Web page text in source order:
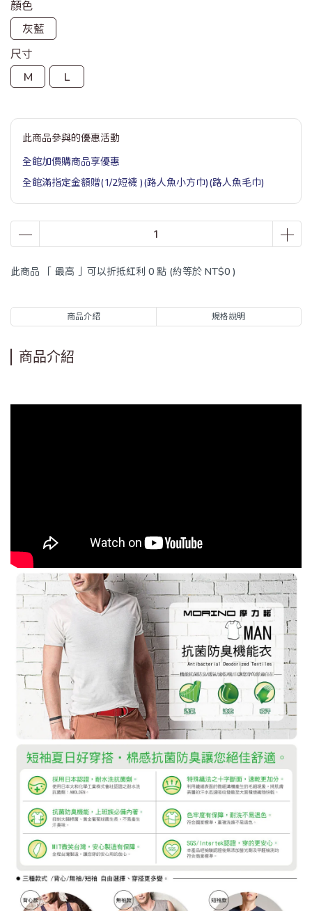
顏色
灰藍
尺寸
M
L
此商品參與的優惠活動
全館加價購商品享優惠
全館滿指定金額贈(1/2短襪 )(路人魚小方巾)(路人魚毛巾)
此商品 「 最高 」可以折抵紅利 0 點 (約等於 NT$0 )
商品介紹 規格說明
商品介紹